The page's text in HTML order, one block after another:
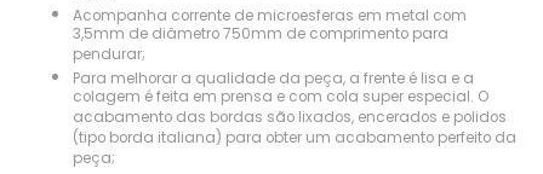
Acompanha corrente de microesferas em metal com
3,5mm de diâmetro 750mm de comprimento para
pendurar;
Para melhorar a qualidade da peça, a frente é lisa e a
colagem é feita em prensa e com cola super especial. O
acabamento das bordas são lixados, encerados e polidos
(tipo borda italiana) para obter um acabamento perfeito da
peça;